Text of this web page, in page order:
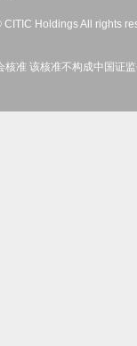
CITIC Holdings All rights
准 该核准不构成中国证